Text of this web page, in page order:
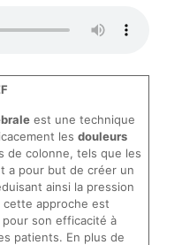
est une technique
les douleurs
de colonne, tels que les
a pour but de créer un
ainsi la pression
approche est
son efficacité à
patients. En plus de